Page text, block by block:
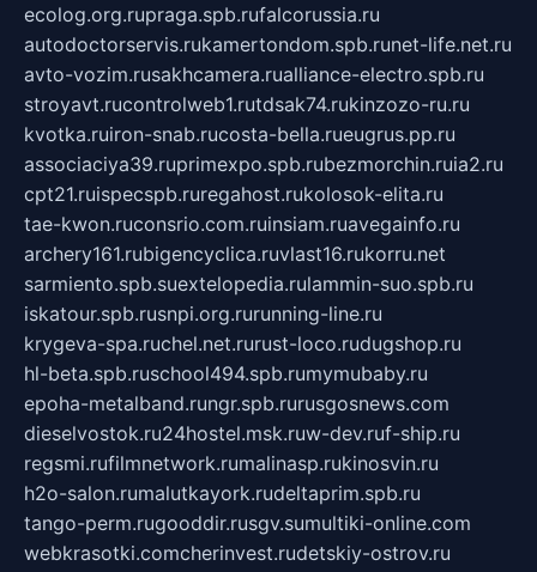
ecolog.org.rupraga.spb.rufalcorussia.ru
autodoctorservis.rukamertondom.spb.runet-life.net.ru
avto-vozim.rusakhcamera.rualliance-electro.spb.ru
stroyavt.rucontrolweb1.rutdsak74.rukinzozo-ru.ru
kvotka.ruiron-snab.rucosta-bella.rueugrus.pp.ru
associaciya39.ruprimexpo.spb.rubezmorchin.ruia2.ru
cpt21.ruispecspb.ruregahost.rukolosok-elita.ru
tae-kwon.ruconsrio.com.ruinsiam.ruavegainfo.ru
archery161.rubigencyclica.ruvlast16.rukorru.net
sarmiento.spb.suextelopedia.rulammin-suo.spb.ru
iskatour.spb.rusnpi.org.rurunning-line.ru
krygeva-spa.ruchel.net.rurust-loco.rudugshop.ru
hl-beta.spb.ruschool494.spb.rumymubaby.ru
epoha-metalband.rungr.spb.rurusgosnews.com
dieselvostok.ru24hostel.msk.ruw-dev.ruf-ship.ru
regsmi.rufilmnetwork.rumalinasp.rukinosvin.ru
h2o-salon.rumalutkayork.rudeltaprim.spb.ru
tango-perm.rugooddir.rusgv.sumultiki-online.com
webkrasotki.comcherinvest.rudetskiy-ostrov.ru